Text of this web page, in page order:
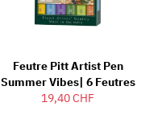
Feutre Pitt Artist Pen
Summer Vibes| 6 Feutres
19,40 CHF